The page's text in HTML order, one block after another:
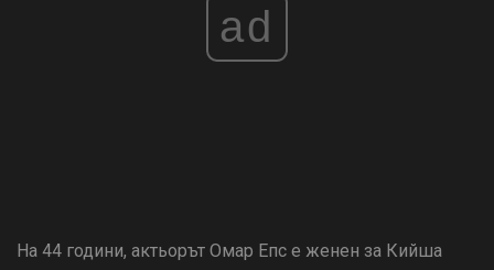
ad
На 44 години, актьорът Омар Епс е женен за Кийша